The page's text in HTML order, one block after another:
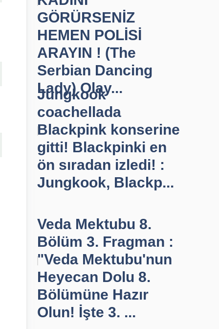
GÖRÜRSENİZ
HEMEN POLİSİ
ARAYIN ! (The
Serbian Dancing
Lady) Olay...
Jungkook
coachellada
Blackpink konserine
gitti! Blackpinki en
ön sıradan izledi! :
Jungkook, Blackp...
Veda Mektubu 8.
Bölüm 3. Fragman :
"Veda Mektubu'nun
Heyecan Dolu 8.
Bölümüne Hazır
Olun! İşte 3. ...